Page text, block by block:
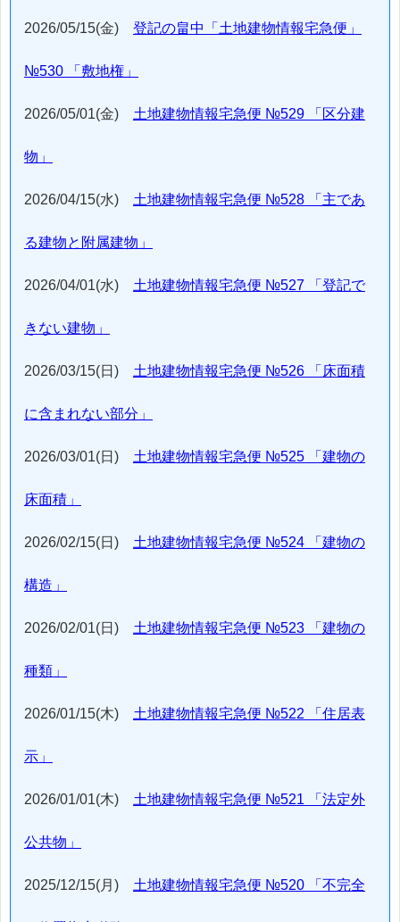
2026/05/15(金) 登記の畠中「土地建物情報宅急便」
№530 「敷地権」
2026/05/01(金) 土地建物情報宅急便 №529 「区分建
物」
2026/04/15(水) 土地建物情報宅急便 №528 「主であ
る建物と附属建物」
2026/04/01(水) 土地建物情報宅急便 №527 「登記で
きない建物」
2026/03/15(日) 土地建物情報宅急便 №526 「床面積
に含まれない部分」
2026/03/01(日) 土地建物情報宅急便 №525 「建物の
床面積」
2026/02/15(日) 土地建物情報宅急便 №524 「建物の
構造」
2026/02/01(日) 土地建物情報宅急便 №523 「建物の
種類」
2026/01/15(木) 土地建物情報宅急便 №522 「住居表
示」
2026/01/01(木) 土地建物情報宅急便 №521 「法定外
公共物」
2025/12/15(月) 土地建物情報宅急便 №520 「不完全